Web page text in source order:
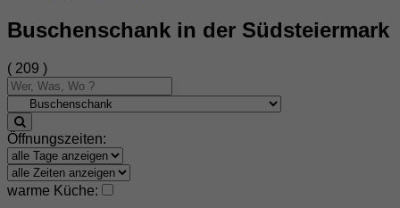
Buschenschank in der Südsteiermark
( 209 )
Öffnungszeiten:
warme Küche: